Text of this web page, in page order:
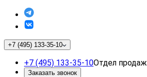
+7 (495) 133-35-10
+7 (495) 133-35-10Отдел продаж
Заказать звонок